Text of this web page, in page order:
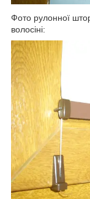
Фото рулонної
волосіні: